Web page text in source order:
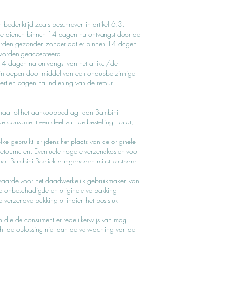
zoals beschreven in artikel 6.3.
dienen binnen 14 dagen na ontvangst door de
gezonden zonder dat er binnen 14 dagen
geaccepteerd.
dagen na ontvangst van het artikel/de
door middel van een ondubbelzinnige
dagen na indiening van de retour
of het aankoopbedrag aan Bambini
consument een deel van de bestelling houdt,
gebruikt is tijdens het plaats van de originele
Eventuele hogere verzendkosten voor
Bambini Boetiek aangeboden minst kostbare
voor het daadwerkelijk gebruikmaken van
onbeschadigde en originele verpakking
of indien het poststuk
de consument er redelijkerwijs van mag
de oplossing niet aan de verwachting van de